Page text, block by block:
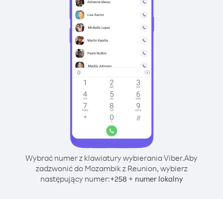
Wybrać numer z klawiatury wybierania Viber.Aby
zadzwonić do Mozambik z Reunion, wybierz
następujący numer:+258 + numer lokalny